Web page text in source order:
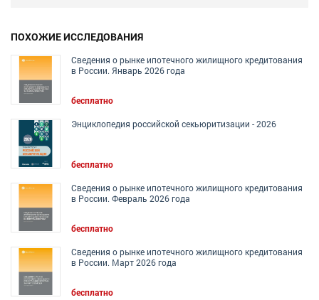
ПОХОЖИЕ ИССЛЕДОВАНИЯ
Сведения о рынке ипотечного жилищного кредитования
в России. Январь 2026 года
бесплатно
Энциклопедия российской секьюритизации - 2026
бесплатно
Сведения о рынке ипотечного жилищного кредитования
в России. Февраль 2026 года
бесплатно
Сведения о рынке ипотечного жилищного кредитования
в России. Март 2026 года
бесплатно